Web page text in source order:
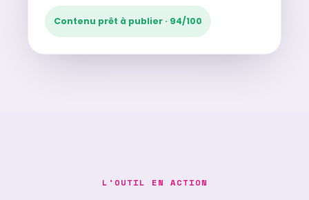
Contenu prêt à publier · 94/100
L'OUTIL EN ACTION